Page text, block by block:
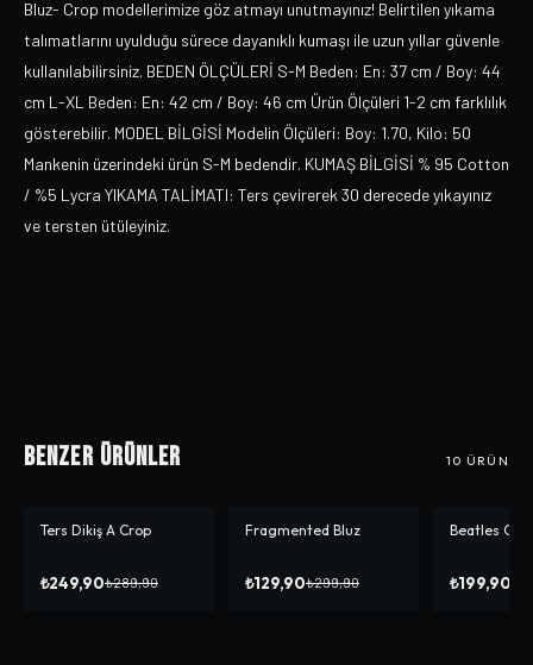
Bluz- Crop modellerimize göz atmayı unutmayınız! Belirtilen yıkama
talımatlarını uyulduğu sürece dayanıklı kumaşı ile uzun yıllar güvenle
kullanılabilirsiniz. BEDEN ÖLÇÜLERİ S-M Beden: En: 37 cm / Boy: 44
cm L-XL Beden: En: 42 cm / Boy: 46 cm Ürün Ölçüleri 1-2 cm farklılık
gösterebilir. MODEL BİLGİSİ Modelin Ölçüleri: Boy: 1.70, Kilo: 50
Mankenin üzerindeki ürün S-M bedendir. KUMAŞ BİLGİSİ % 95 Cotton
/ %5 Lycra YIKAMA TALİMATI: Ters çevirerek 30 derecede yıkayınız
ve tersten ütüleyiniz.
Benzer Ürünler 10 ÜRÜN
-%14
Ters Dikiş A Crop
₺249,90₺289,90
-%57
Fragmented Bluz
₺129,90₺299,90
-%50
Beatles
₺199,90